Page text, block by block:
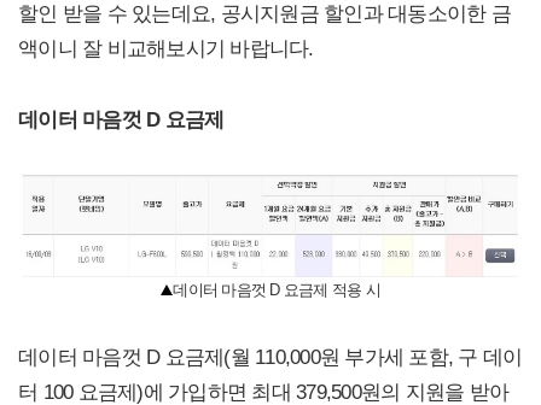
할인 받을 수 있는데요, 공시지원금 할인과 대동소이한 금
액이니 잘 비교해보시기 바랍니다.
데이터 마음껏 D 요금제
데이터 마음껏 D 요금제 적용 시
데이터 마음껏 D 요금제(월 110,000원 부가세 포함, 구 데이
터 100 요금제)에 가입하면 최대 379,500원의 지원을 받아